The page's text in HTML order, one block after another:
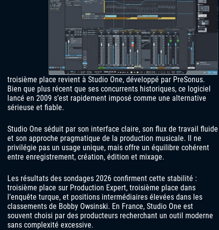
troisième place revient à Studio One, développé par PreSonus.
Bien que plus récent que ses concurrents historiques, ce logiciel
lancé en 2009 s’est rapidement imposé comme une alternative
sérieuse et fiable.
Studio One séduit par son interface claire, son flux de travail fluide
et son approche pragmatique de la production musicale. Il ne
privilégie pas un usage unique, mais offre un équilibre cohérent
entre enregistrement, création, édition et mixage.
Les résultats des sondages 2026 confirment cette stabilité :
troisième place sur Production Expert, troisième place dans
l’enquête turque, et positions intermédiaires élevées dans les
classements de Bobby Owsinski. En France, Studio One est
souvent choisi par des producteurs recherchant un outil moderne
sans complexité excessive.